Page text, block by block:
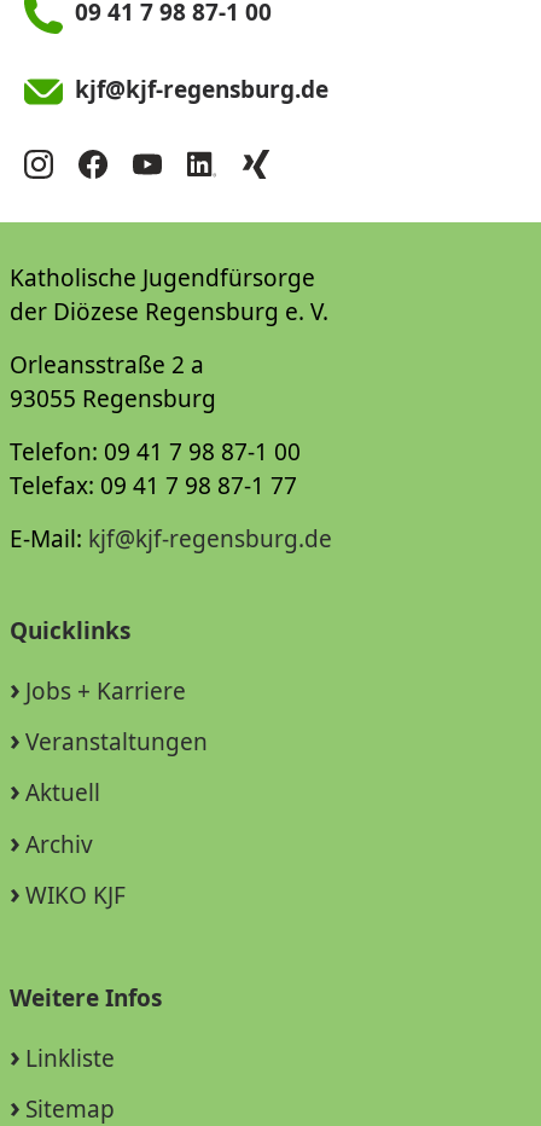
09 41 7 98 87-1 00
kjf@kjf-regensburg.de
Katholische Jugendfürsorge
der Diözese Regensburg e. V.
Orleansstraße 2 a
93055 Regensburg
Telefon: 09 41 7 98 87-1 00
Telefax: 09 41 7 98 87-1 77
E-Mail: kjf@kjf-regensburg.de
Quicklinks
Jobs + Karriere
Veranstaltungen
Aktuell
Archiv
WIKO KJF
Weitere Infos
Linkliste
Sitemap